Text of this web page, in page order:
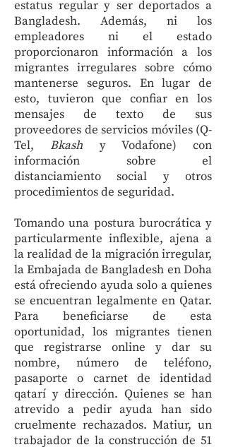
estatus regular y ser deportados a
Bangladesh. Además, ni los
empleadores ni el estado
proporcionaron información a los
migrantes irregulares sobre cómo
mantenerse seguros. En lugar de
esto, tuvieron que confiar en los
mensajes de texto de sus
proveedores de servicios móviles (Q-
Tel,Bkash y Vodafone) con
información sobre el
distanciamiento social y otros
procedimientos de seguridad.
Tomando una postura burocrática y
particularmente inflexible, ajena a
la realidad de la migración irregular,
la Embajada de Bangladesh en Doha
está ofreciendo ayuda solo a quienes
se encuentran legalmente en Qatar.
Para beneficiarse de esta
oportunidad, los migrantes tienen
que registrarse online y dar su
nombre, número de teléfono,
pasaporte o carnet de identidad
qatarí y dirección. Quienes se han
atrevido a pedir ayuda han sido
cruelmente rechazados. Matiur, un
trabajador de la construcción de 51